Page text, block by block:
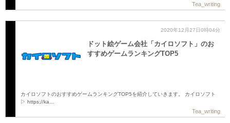
Tea_writing
2020年12月27日0時04分
ドット絵ゲーム会社「カイロソフト」のお
すすめゲームランキングTOP5
カイロソフトのおすすめゲームランキングTOP5を紹介していきます。 カイロソフト
▷ https://ka…
Tea_writing